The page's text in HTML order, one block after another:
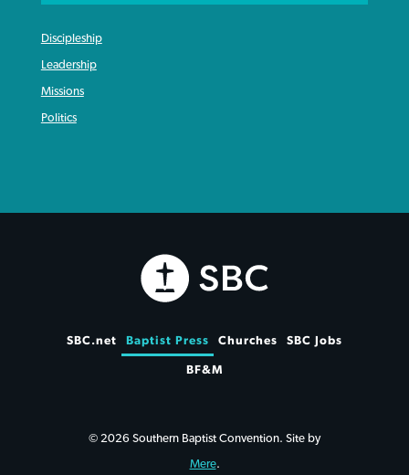
Discipleship
Leadership
Missions
Politics
SBC.net Baptist Press Churches SBC Jobs
BF&M
© 2026 Southern Baptist Convention. Site by
Mere.